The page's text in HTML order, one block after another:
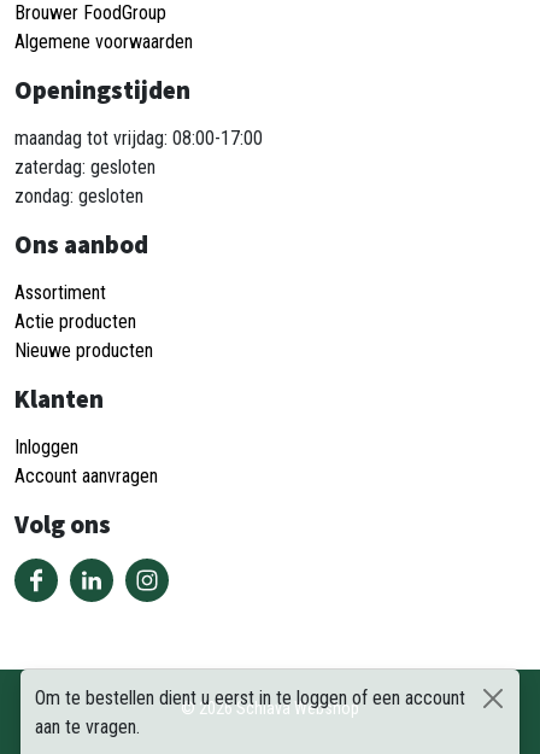
Om te bestellen dient u eerst in te loggen of een account
aan te vragen.
Brouwer FoodGroup
Algemene voorwaarden
Openingstijden
maandag tot vrijdag: 08:00-17:00
zaterdag: gesloten
zondag: gesloten
Ons aanbod
Assortiment
Actie producten
Nieuwe producten
Klanten
Inloggen
Account aanvragen
Volg ons
©2026Schiava Webshop